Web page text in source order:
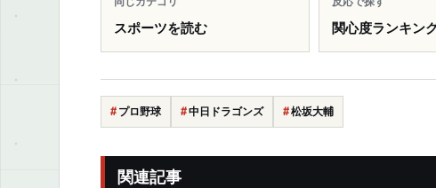
スポーツを読む 関心度ランキン
プロ野球 中日ドラゴンズ 松坂大輔
関連記事